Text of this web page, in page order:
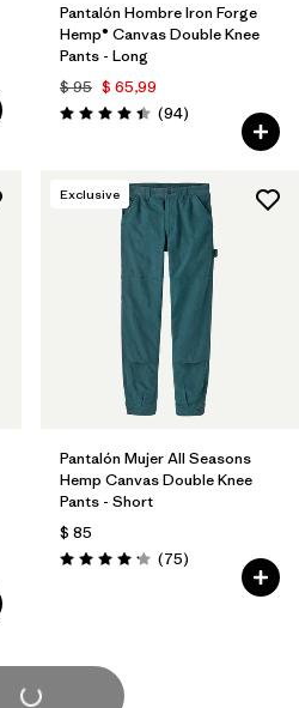
Pantalón Hombre Iron Forge
Hemp® Canvas Double Knee
Pants - Long
$ 95 $ 65,99
Valoración: 4.4 / 5
(94Comentarios
)
Exclusive
Pantalón Mujer All Seasons
Hemp Canvas Double Knee
Pants - Short
$ 85
Valoración: 4.2 / 5
(75Comentarios
)
Más